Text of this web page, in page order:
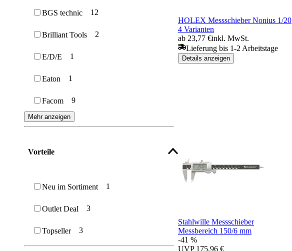
Tiefenmessbrücke
Anreißmessschieber
BGS technic 12
Brilliant Tools 2
E/D/E 1
Eaton 1
Facom 9
Mehr anzeigen
Vorteile
Neu im Sortiment 1
Outlet Deal 3
Topseller 3
HOLEX Messschieber Nonius 1/20
4 Varianten
ab 23,77 €inkl. MwSt.
Lieferung bis 1-2 Arbeitstage
Details anzeigen
Stahlwille Messschieber
Messbereich 150/6 mm
-41 %
UVP 175,96 €